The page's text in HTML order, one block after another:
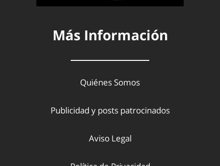
Más Información
Quiénes Somos
Publicidad y posts patrocinados
Aviso Legal